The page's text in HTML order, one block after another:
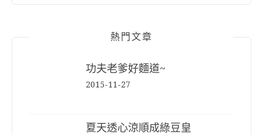
熱門文章
功夫老爹好麵道~
2015-11-27
夏天透心涼順成綠豆皇